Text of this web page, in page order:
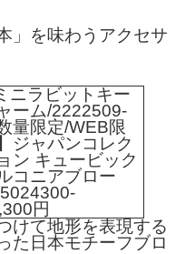
」を味わうアクセサ
数量限定/WEB限
ジャパンコレク
ン キュービック
コニアブロー
円
けて地形を表現する
た日本モチーフブロ